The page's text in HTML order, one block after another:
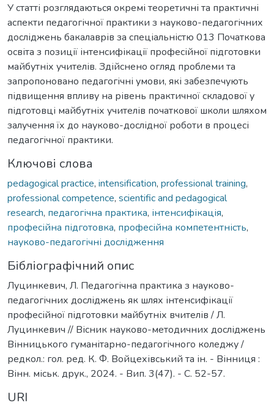
У статті розглядаються окремі теоретичні та практичні
аспекти педагогічної практики з науково-педагогічних
досліджень бакалаврів за спеціальністю 013 Початкова
освіта з позиції інтенсифікації професійної підготовки
майбутніх учителів. Здійснено огляд проблеми та
запропоновано педагогічні умови, які забезпечують
підвищення впливу на рівень практичної складової у
підготовці майбутніх учителів початкової школи шляхом
залучення їх до науково-дослідної роботи в процесі
педагогічної практики.
Ключові слова
pedagogical practice, intensification, professional training,
professional competence, scientific and pedagogical
research, педагогічна практика, інтенсифікація,
професійна підготовка, професійна компетентність,
науково-педагогічні дослідження
Бібліографічний опис
Луцинкевич, Л. Педагогічна практика з науково-
педагогічних досліджень як шлях інтенсифікації
професійної підготовки майбутніх вчителів / Л.
Луцинкевич // Вісник науково-методичних досліджень
Вінницького гуманітарно-педагогічного коледжу /
редкол.: гол. ред. К. Ф. Войцехівський та ін. - Вінниця :
Вінн. міськ. друк., 2024. - Вип. 3(47). - С. 52-57.
URI